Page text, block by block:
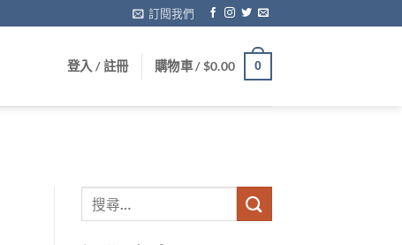
訂閱我們
登入 / 註冊 購物車 /$0.00 0